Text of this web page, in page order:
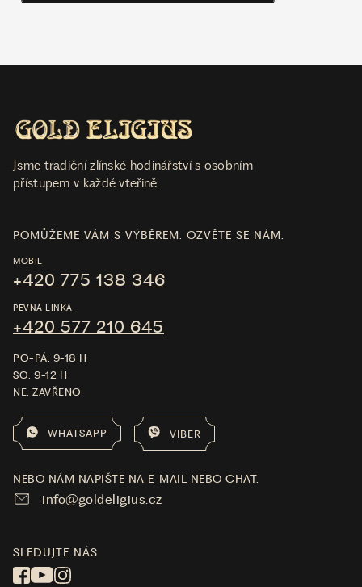
Jsme tradiční zlínské hodinářství s osobním
přístupem v každé vteřině.
POMŮŽEME VÁM S VÝBĚREM. OZVĚTE SE NÁM.
MOBIL
+420 775 138 346
PEVNÁ LINKA
+420 577 210 645
PO-PÁ: 9-18 H
SO: 9-12 H
NE: ZAVŘENO
WHATSAPP VIBER
NEBO NÁM NAPIŠTE NA E-MAIL NEBO CHAT.
info@goldeligius.cz
SLEDUJTE NÁS